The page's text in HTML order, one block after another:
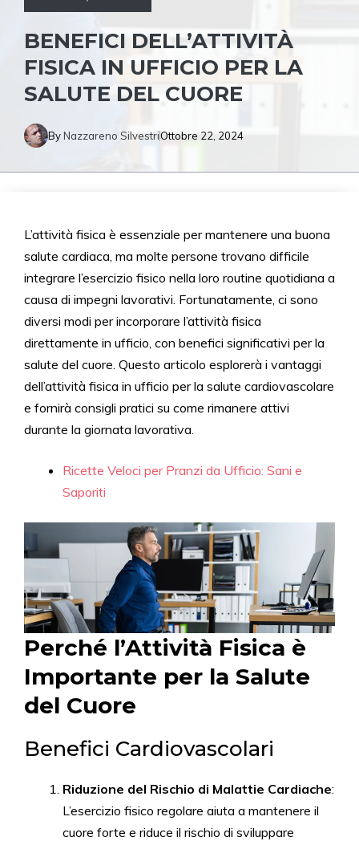
BENEFICI DELL’ATTIVITÀ
FISICA IN UFFICIO PER LA
SALUTE DEL CUORE
ByNazzareno SilvestriOttobre 22, 2024
L’attività fisica è essenziale per mantenere una buona
salute cardiaca, ma molte persone trovano difficile
integrare l’esercizio fisico nella loro routine quotidiana a
causa di impegni lavorativi. Fortunatamente, ci sono
diversi modi per incorporare l’attività fisica
direttamente in ufficio, con benefici significativi per la
salute del cuore. Questo articolo esplorerà i vantaggi
dell’attività fisica in ufficio per la salute cardiovascolare
e fornirà consigli pratici su come rimanere attivi
durante la giornata lavorativa.
Ricette Veloci per Pranzi da Ufficio: Sani e
Saporiti
Perché l’Attività Fisica è
Importante per la Salute
del Cuore
Benefici Cardiovascolari
Riduzione del Rischio di Malattie Cardiache:
L’esercizio fisico regolare aiuta a mantenere il
cuore forte e riduce il rischio di sviluppare